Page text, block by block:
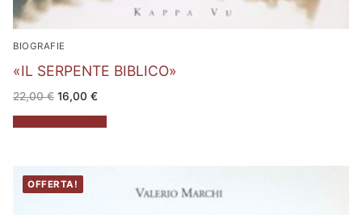
BIOGRAFIE
«IL SERPENTE BIBLICO»
22,00€ Il
prezzo
originale
era:
16,00 €Il
attuale
è:
OFFERTA!